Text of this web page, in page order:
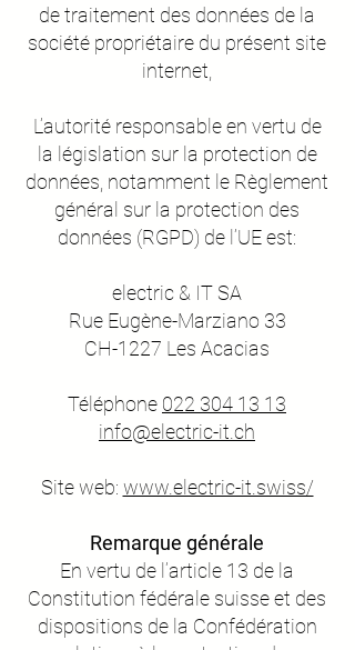
de traitement des données de la
société propriétaire du présent site
internet,
L’autorité responsable en vertu de
la législation sur la protection de
données, notamment le Règlement
général sur la protection des
données (RGPD) de l’UE est:
electric & IT SA
Rue Eugène-Marziano 33
CH-1227 Les Acacias
Téléphone 022 304 13 13
info@electric-it.ch
Site web: www.electric-it.swiss/
Remarque générale
En vertu de l’article 13 de la
Constitution fédérale suisse et des
dispositions de la Confédération